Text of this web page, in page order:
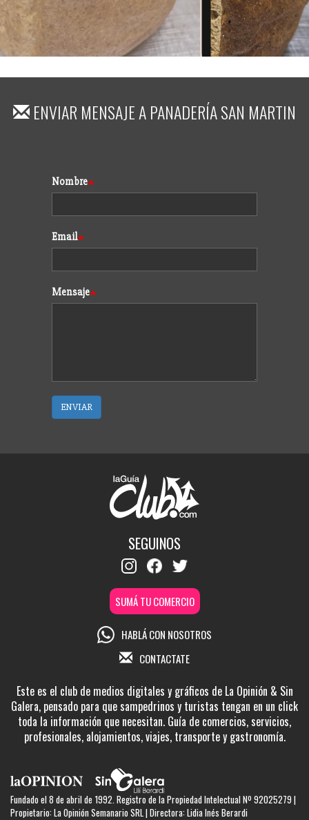
ENVIAR MENSAJE APANADERÍA SAN MARTIN
Formulario
Nombre
Email
Mensaje
ENVIAR
SEGUINOS
SUMÁ TU COMERCIO
HABLÁ CON NOSOTROS
CONTACTATE
Este es el club de medios digitales y gráficos de La Opinión & Sin
Galera, pensado para que sampedrinos y turistas tengan en un click
toda la información que necesitan. Guía de comercios, servicios,
profesionales, alojamientos, viajes, transporte y gastronomía.
Fundado el 8 de abril de 1992. Registro de la Propiedad Intelectual Nº 92025279 |
Propietario: La Opinión Semanario SRL | Directora: Lidia Inés Berardi